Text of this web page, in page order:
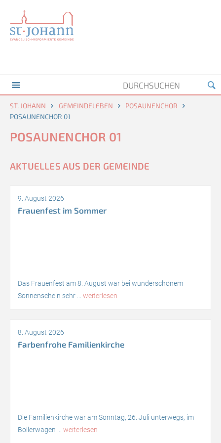
ST. JOHANN GEMEINDELEBEN
POSAUNENCHOR
POSAUNENCHOR 01
POSAUNENCHOR 01
AKTUELLES AUS DER GEMEINDE
9. August 2026
Frauenfest im Sommer
Das Frauenfest am 8. August war bei wunderschönem
Sonnenschein sehr ... weiterlesen
8. August 2026
Farbenfrohe Familienkirche
Die Familienkirche war am Sonntag, 26. Juli unterwegs, im
Bollerwagen ... weiterlesen